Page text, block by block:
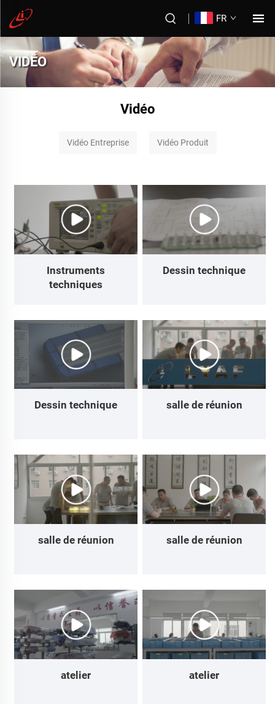
FR
VIDÉO
Vidéo
Vidéo Entreprise Vidéo Produit
Instruments
techniques
Dessin technique
Dessin technique salle de réunion
salle de réunion salle de réunion
atelier atelier